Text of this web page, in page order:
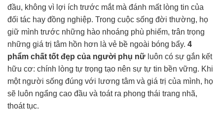
đầu, không vì lợi ích trước mắt mà đánh mất lòng tin của
đối tác hay đồng nghiệp. Trong cuộc sống đời thường, họ
giữ mình trước những hào nhoáng phù phiếm, trân trọng
những giá trị tâm hồn hơn là vẻ bề ngoài bóng bẩy. 4
phẩm chất tốt đẹp của người phụ nữ luôn có sự gắn kết
hữu cơ: chính lòng tự trọng tạo nên sự tự tin bền vững. Khi
một người sống đúng với lương tâm và giá trị của mình, họ
sẽ luôn ngẩng cao đầu và toát ra phong thái trang nhã,
thoát tục.